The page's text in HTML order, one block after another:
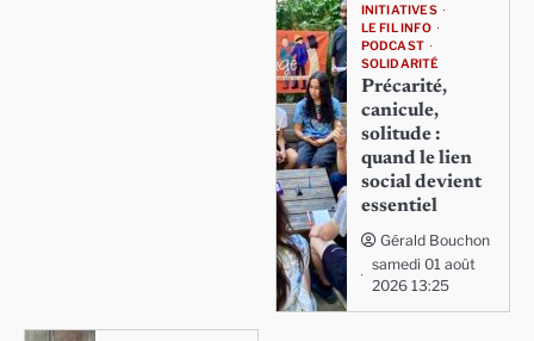
INITIATIVES
LE FIL INFO
PODCAST
SOLIDARITÉ
Précarité,
canicule,
solitude :
quand le lien
social devient
essentiel
Gérald Bouchon
samedi 01 août
2026 13:25